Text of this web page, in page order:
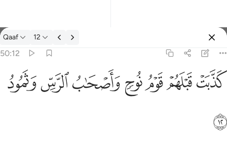
Tafsir: Qaaf 50:12
Qaaf 12
50:12
كذبت قبلهم قوم نوح واصحاب الرس وثمود ١٢
كَذَّبَتْ قَبْلَهُمْ قَوْمُ نُوحٍۢ وَأَصْحَـٰبُ ٱلرَّسِّ وَثَمُودُ ١٢
ﲫﲬﲭﲮﲯﲰﲱ
ﲲ